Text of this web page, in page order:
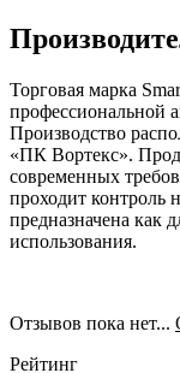
Торговая марка
профессиональной
Производство
«ПК Вортекс».
современных
проходит контроль
предназначена как
использования.
Отзывов пока нет...
Рейтинг